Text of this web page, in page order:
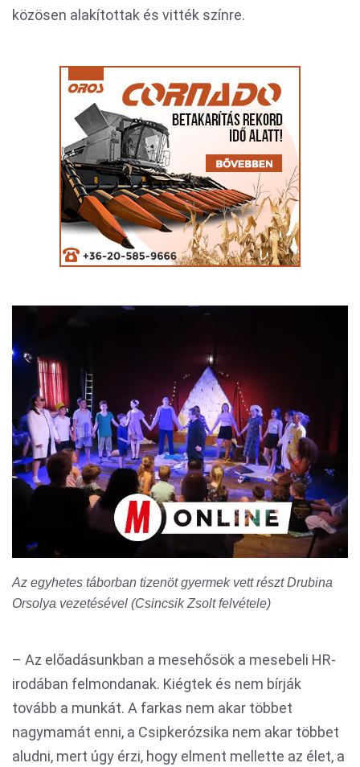
közösen alakítottak és vitték színre.
Az egyhetes táborban tizenöt gyermek vett részt Drubina
Orsolya vezetésével (Csincsik Zsolt felvétele)
– Az előadásunkban a mesehősök a mesebeli HR-
irodában felmondanak. Kiégtek és nem bírják
tovább a munkát. A farkas nem akar többet
nagymamát enni, a Csipkerózsika nem akar többet
aludni, mert úgy érzi, hogy elment mellette az élet, a